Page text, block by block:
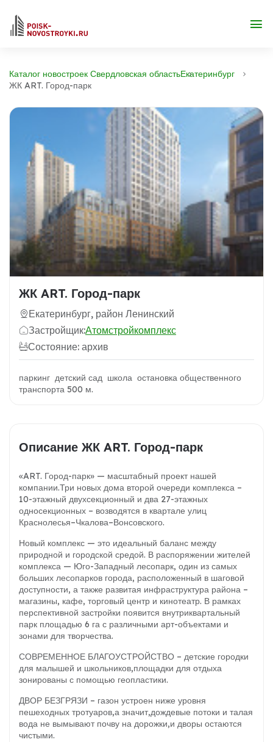
Каталог новостроек Свердловская областьЕкатеринбург
ЖК ART. Город-парк
ЖК ART. Город-парк
Екатеринбург, район Ленинский
Застройщик:Атомстройкомплекс
Состояние: архив
паркинг детский сад школа остановка общественного
транспорта 500 м.
Описание ЖК ART. Город-парк
«ART. Город-парк» — масштабный проект нашей
компании.Три новых дома второй очереди комплекса –
10-этажный двухсекционный и два 27-этажных
односекционных – возводятся в квартале улиц
Краснолесья–Чкалова–Вонсовского.
Новый комплекс — это идеальный баланс между
природной и городской средой. В распоряжении жителей
комплекса — Юго-Западный лесопарк, один из самых
больших лесопарков города, расположенный в шаговой
доступности, а также развитая инфраструктура района –
магазины, кафе, торговый центр и кинотеатр. В рамках
перспективной застройки появится внутриквартальный
парк площадью 6 га с различными арт-объектами и
зонами для творчества.
СОВРЕМЕННОЕ БЛАГОУСТРОЙСТВО – детские городки
для малышей и школьников,площадки для отдыха
зонированы с помощью геопластики.
ДВОР БЕЗГРЯЗИ – газон устроен ниже уровня
пешеходных тротуаров,а значит,дождевые потоки и талая
вода не вымывают почву на дорожки,и дворы остаются
чистыми.